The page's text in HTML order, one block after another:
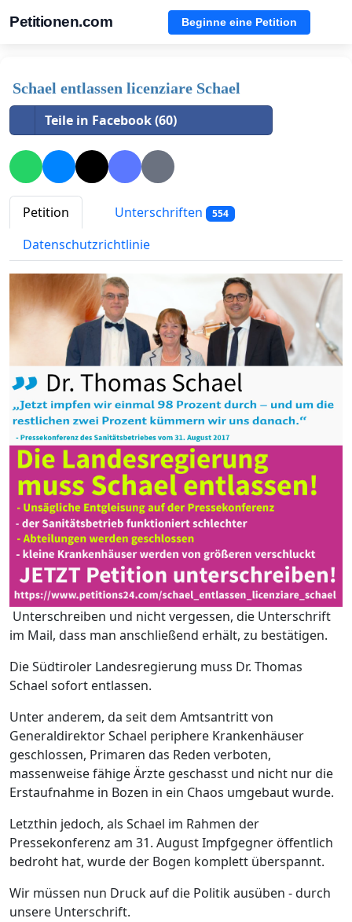
Petitionen.com Beginne eine Petition
Schael entlassen licenziare Schael
Teile in Facebook (60)
Petition Unterschriften 554
Datenschutzrichtlinie
Unterschreiben und nicht vergessen, die Unterschrift
im Mail, dass man anschließend erhält, zu bestätigen.
Die Südtiroler Landesregierung muss Dr. Thomas
Schael sofort entlassen.
Unter anderem, da seit dem Amtsantritt von
Generaldirektor Schael periphere Krankenhäuser
geschlossen, Primaren das Reden verboten,
massenweise fähige Ärzte geschasst und nicht nur die
Erstaufnahme in Bozen in ein Chaos umgebaut wurde.
Letzthin jedoch, als Schael im Rahmen der
Pressekonferenz am 31. August Impfgegner öffentlich
bedroht hat, wurde der Bogen komplett überspannt.
Wir müssen nun Druck auf die Politik ausüben - durch
unsere Unterschrift.